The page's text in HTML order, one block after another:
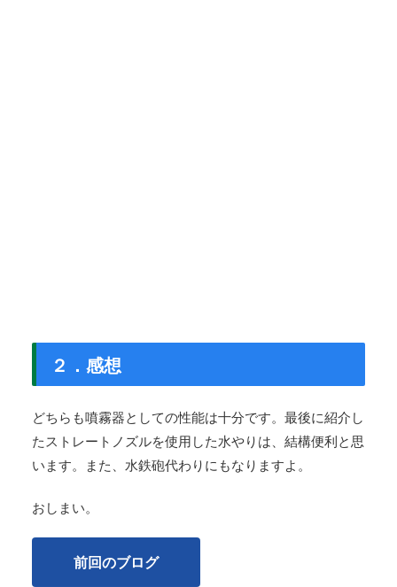
２．感想
どちらも噴霧器としての性能は十分です。最後に紹介し
たストレートノズルを使用した水やりは、結構便利と思
います。また、水鉄砲代わりにもなりますよ。
おしまい。
前回のブログ